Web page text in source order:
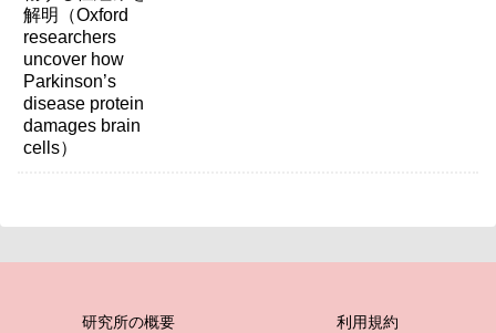
研究所の概要 利用規約